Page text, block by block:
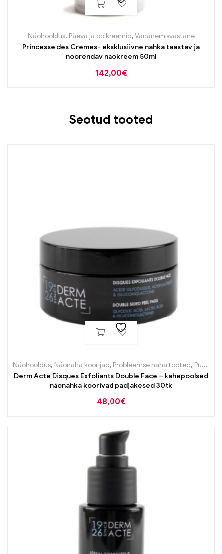
Näohooldus, Päeva ja öö kreemid,Vananemisvastane
Princesse des Cremes- eksklusiivne nahka taastav ja
noorendav näokreem 50ml
142,00€
Seotud tooted
Näohooldus, Näonaha koorijad, Probleemse naha tooted, Puhastustooted
Derm Acte Disques Exfoliants Double Face – kahepoolsed
näonahka koorivad padjakesed 30tk
48,00€